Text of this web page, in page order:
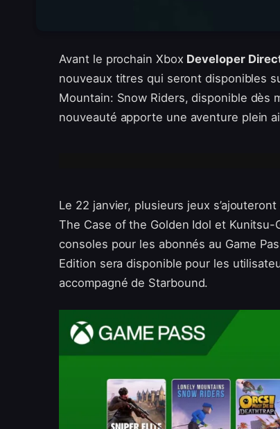
Avant le prochain Xbox Developer
nouveaux titres qui seront disponibles
Mountain: Snow Riders, disponible dès
nouveauté apporte une aventure plein
Le 22 janvier, plusieurs jeux
The Case of the Golden Idol et
consoles pour les abonnés au Game
Edition sera disponible pour les
accompagné de Starbound.